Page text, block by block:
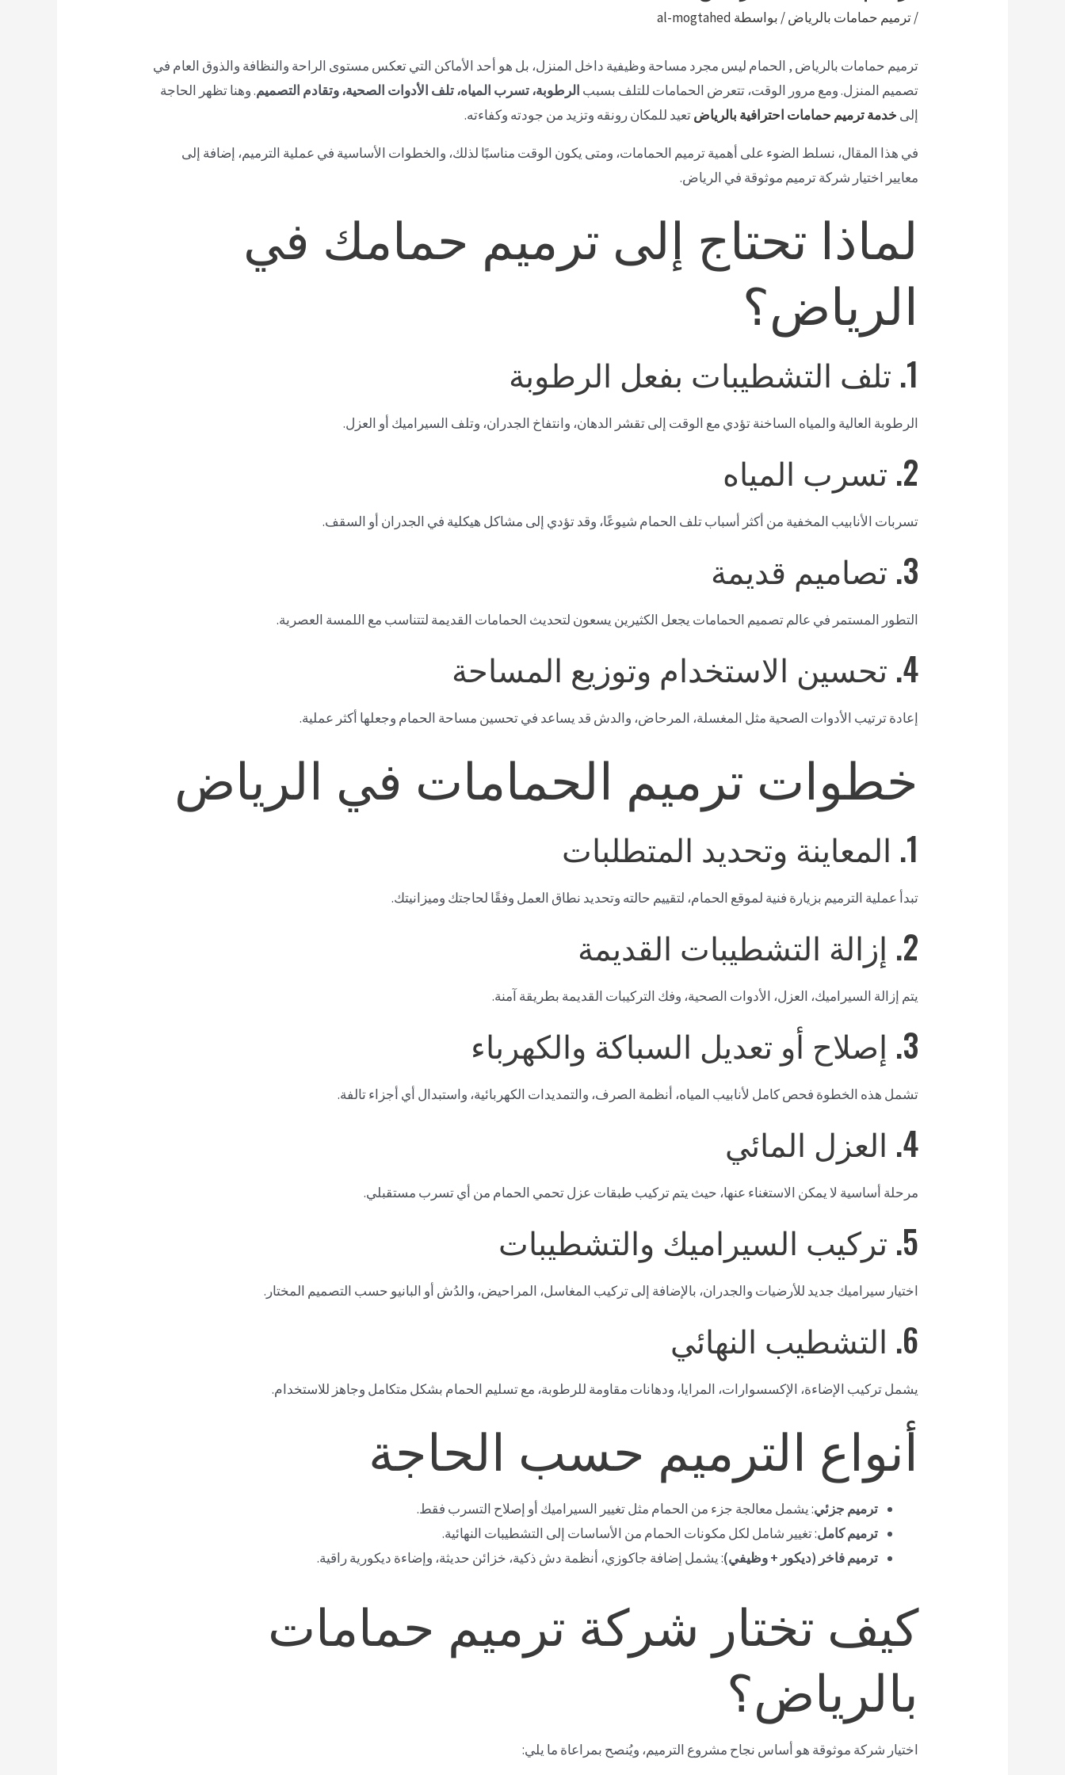
/ترميم حمامات بالرياض/ بواسطة al-mogtahed
ترميم حمامات بالرياض , الحمام ليس مجرد مساحة وظيفية داخل المنزل، بل هو أحد الأماكن التي تعكس مستوى الراحة والنظافة والذوق العام في
تصميم المنزل. ومع مرور الوقت، تتعرض الحمامات للتلف بسبب الرطوبة، تسرب المياه، تلف الأدوات الصحية، وتقادم التصميم. وهنا تظهر الحاجة
إلى خدمة ترميم حمامات احترافية بالرياضتعيد للمكان رونقه وتزيد من جودته وكفاءته.
في هذا المقال، نسلط الضوء على أهمية ترميم الحمامات، ومتى يكون الوقت مناسبًا لذلك، والخطوات الأساسية في عملية الترميم، إضافة إلى
معايير اختيار شركة ترميم موثوقة في الرياض.
لماذا تحتاج إلى ترميم حمامك في
الرياض؟
1. تلف التشطيبات بفعل الرطوبة
الرطوبة العالية والمياه الساخنة تؤدي مع الوقت إلى تقشر الدهان، وانتفاخ الجدران، وتلف السيراميك أو العزل.
2. تسرب المياه
تسربات الأنابيب المخفية من أكثر أسباب تلف الحمام شيوعًا، وقد تؤدي إلى مشاكل هيكلية في الجدران أو السقف.
3. تصاميم قديمة
التطور المستمر في عالم تصميم الحمامات يجعل الكثيرين يسعون لتحديث الحمامات القديمة لتتناسب مع اللمسة العصرية.
4. تحسين الاستخدام وتوزيع المساحة
إعادة ترتيب الأدوات الصحية مثل المغسلة، المرحاض، والدش قد يساعد في تحسين مساحة الحمام وجعلها أكثر عملية.
خطوات ترميم الحمامات في الرياض
1. المعاينة وتحديد المتطلبات
تبدأ عملية الترميم بزيارة فنية لموقع الحمام، لتقييم حالته وتحديد نطاق العمل وفقًا لحاجتك وميزانيتك.
2. إزالة التشطيبات القديمة
يتم إزالة السيراميك، العزل، الأدوات الصحية، وفك التركيبات القديمة بطريقة آمنة.
3. إصلاح أو تعديل السباكة والكهرباء
تشمل هذه الخطوة فحص كامل لأنابيب المياه، أنظمة الصرف، والتمديدات الكهربائية، واستبدال أي أجزاء تالفة.
4. العزل المائي
مرحلة أساسية لا يمكن الاستغناء عنها، حيث يتم تركيب طبقات عزل تحمي الحمام من أي تسرب مستقبلي.
5. تركيب السيراميك والتشطيبات
اختيار سيراميك جديد للأرضيات والجدران، بالإضافة إلى تركيب المغاسل، المراحيض، والدُش أو البانيو حسب التصميم المختار.
6. التشطيب النهائي
يشمل تركيب الإضاءة، الإكسسوارات، المرايا، ودهانات مقاومة للرطوبة، مع تسليم الحمام بشكل متكامل وجاهز للاستخدام.
أنواع الترميم حسب الحاجة
ترميم جزئي: يشمل معالجة جزء من الحمام مثل تغيير السيراميك أو إصلاح التسرب فقط.
ترميم كامل: تغيير شامل لكل مكونات الحمام من الأساسات إلى التشطيبات النهائية.
ترميم فاخر (ديكور + وظيفي): يشمل إضافة جاكوزي، أنظمة دش ذكية، خزائن حديثة، وإضاءة ديكورية راقية.
كيف تختار شركة ترميم حمامات
بالرياض؟
اختيار شركة موثوقة هو أساس نجاح مشروع الترميم، ويُنصح بمراعاة ما يلي: